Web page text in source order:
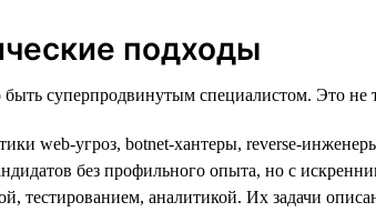
подходы
суперпродвинутым специалистом. Это
web-угроз, botnet-хантеры, reverse-
без профильного опыта, но с
тестированием, аналитикой. Их задачи